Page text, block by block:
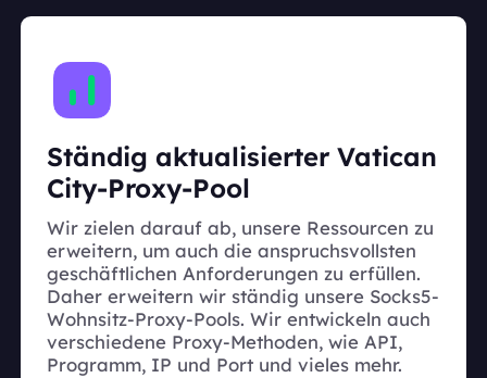
Ständig aktualisierter Vatican
City-Proxy-Pool
Wir zielen darauf ab, unsere Ressourcen zu
erweitern, um auch die anspruchsvollsten
geschäftlichen Anforderungen zu erfüllen.
Daher erweitern wir ständig unsere Socks5-
Wohnsitz-Proxy-Pools. Wir entwickeln auch
verschiedene Proxy-Methoden, wie API,
Programm, IP und Port und vieles mehr.